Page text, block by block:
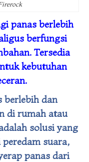
panas berlebih
berfungsi
Tersedia
kebutuhan
berlebih dan
di rumah atau
solusi yang
suara,
panas dari